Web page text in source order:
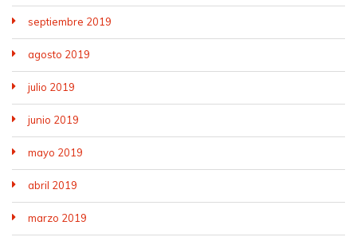
septiembre 2019
agosto 2019
julio 2019
junio 2019
mayo 2019
abril 2019
marzo 2019